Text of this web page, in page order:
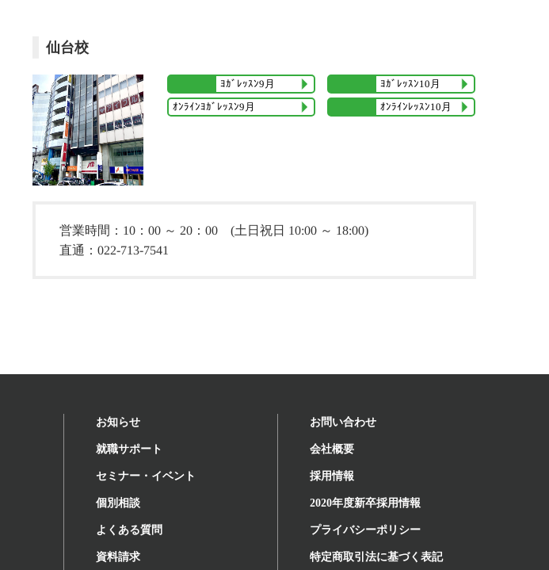
仙台校
ﾖｶﾞﾚｯｽﾝ9月 ﾖｶﾞﾚｯｽﾝ10月
ｵﾝﾗｲﾝﾖｶﾞﾚｯｽﾝ9月 ｵﾝﾗｲﾝﾚｯｽﾝ10月
営業時間：10：00 ～ 20：00 (土日祝日 10:00 ～ 18:00)
直通：022-713-7541
お知らせ
就職サポート
セミナー・イベント
個別相談
よくある質問
資料請求
お問い合わせ
会社概要
採用情報
2020年度新卒採用情報
プライバシーポリシー
特定商取引法に基づく表記